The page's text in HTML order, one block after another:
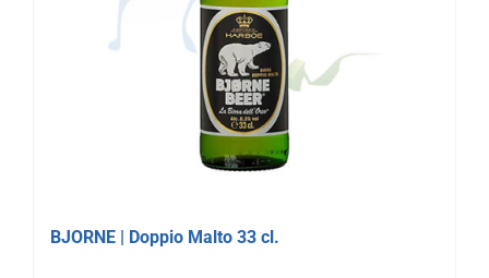
BJORNE | Doppio Malto 33 cl.